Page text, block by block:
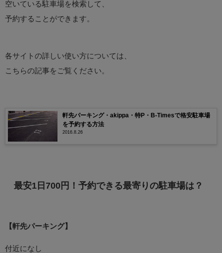
空いている駐車場を検索して、
予約することができます。
各サイトの詳しい使い方については、
こちらの記事をご覧ください。
軒先パーキング・akippa・特P・B-Timesで格安駐車場
を予約する方法
2016.8.26
最安1日700円！予約できる最寄りの駐車場は？
【軒先パーキング】
付近になし